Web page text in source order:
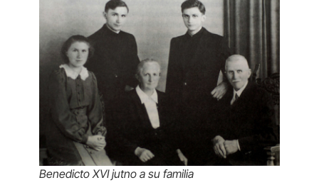
Benedicto XVI jutno a su familia